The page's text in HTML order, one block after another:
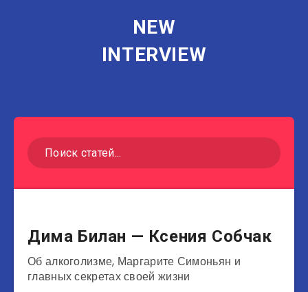
NEW
INTERVIEW
Музыканты
Дима Билан — Ксения Собчак
Об алкоголизме, Маргарите Симоньян и
главных секретах своей жизни